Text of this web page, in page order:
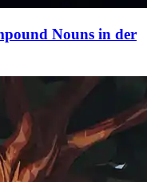
Nouns in der